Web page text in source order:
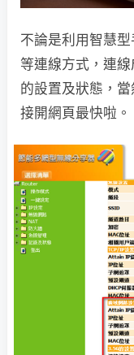
不論是利用智慧
等連線方式，連
的設置及狀態，
接開網頁最快啦。